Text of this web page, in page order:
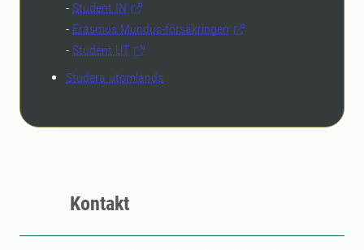
- Student IN
- Erasmus Mundus-försäkringen
- Student UT
Studera utomlands
Kontakt